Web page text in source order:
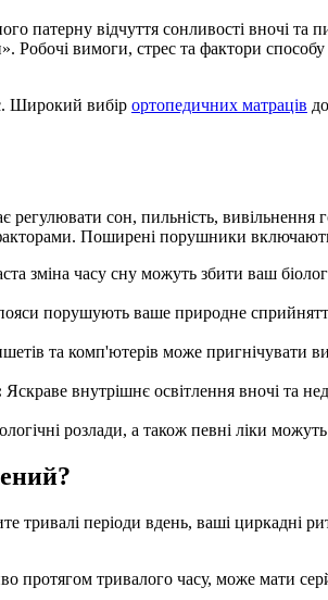
патерну відчуття сонливості вночі та
вимоги, стрес та фактори
Широкий вибір ортопедичних матраців
сон, пильність, вивільнення
Поширені порушники
зміна часу сну можуть збити ваш
пояси порушують ваше природне
та комп'ютерів може
Яскраве внутрішнє освітлення вночі та
розлади, а також певні ліки
періоди вдень, ваші циркадні
тривалого часу, може мати